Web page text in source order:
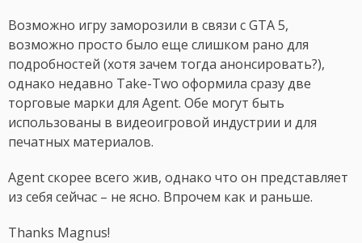
Возможно игру заморозили в связи с GTA 5,
возможно просто было еще слишком рано для
подробностей (хотя зачем тогда анонсировать?),
однако недавно Take-Two оформила сразу две
торговые марки для Agent. Обе могут быть
использованы в видеоигровой индустрии и для
печатных материалов.
Agent скорее всего жив, однако что он представляет
из себя сейчас – не ясно. Впрочем как и раньше.
Thanks Magnus!